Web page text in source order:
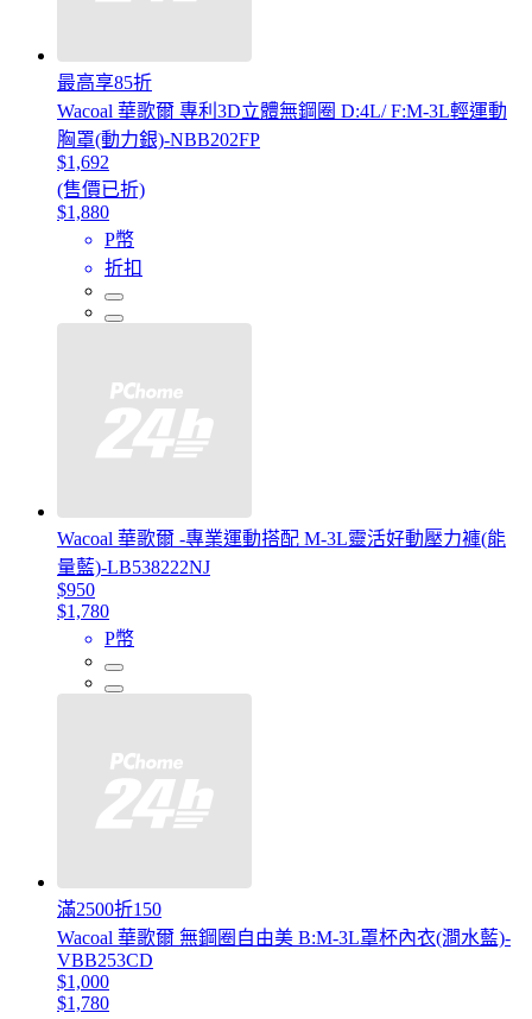
最高享85折
Wacoal 華歌爾 專利3D立體無鋼圈 D:4L/ F:M-3L輕運動
胸罩(動力銀)-NBB202FP
$1,692
(售價已折)
$1,880
P幣
折扣
Wacoal 華歌爾 -專業運動搭配 M-3L靈活好動壓力褲(能
量藍)-LB538222NJ
$950
$1,780
P幣
滿2500折150
Wacoal 華歌爾 無鋼圈自由美 B:M-3L罩杯內衣(澗水藍)-
VBB253CD
$1,000
$1,780